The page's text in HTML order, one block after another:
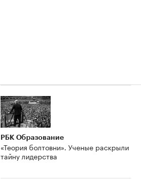
РБК Образование
«Теория болтовни». Ученые раскрыли
тайну лидерства